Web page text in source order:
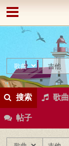
搜索 歌曲
帖子